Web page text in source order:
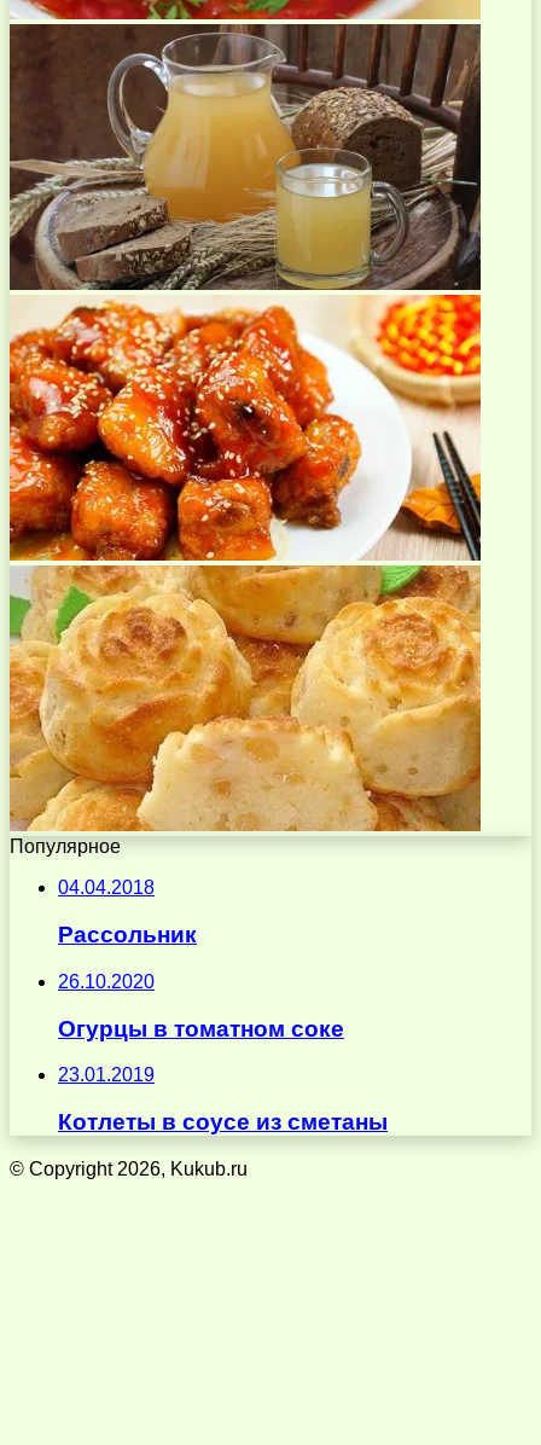
Популярное
04.04.2018
Рассольник
26.10.2020
Огурцы в томатном соке
23.01.2019
Котлеты в соусе из сметаны
© Copyright 2026, Kukub.ru